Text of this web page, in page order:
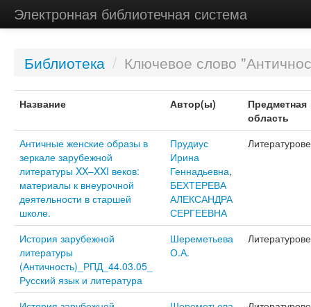
Электронная библиотечная система
Библиотека / Ключевое слово
Название Автор(ы)
Предметная
область
Античные женские образы в
зеркале зарубежной
литературы XX–XXI веков:
материалы к внеурочной
деятельности в старшей
школе.
Прудиус
Ирина
Геннадьевна,
БЕХТЕРЕВА
АЛЕКСАНДРА
СЕРГЕЕВНА
История зарубежной
литературы
(Античность)_РПД_44.03.05_
Русский язык и литература
Шереметьева
О.А.